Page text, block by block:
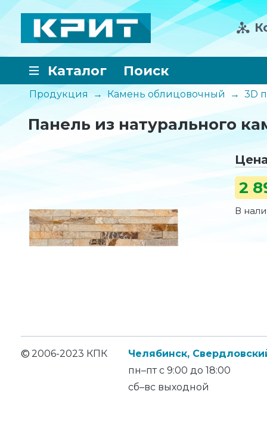
Каталог Поиск
Продукция → Камень облицовочный → 3D
Панель из натурального
2
В
© 2006-2023 КПК
Челябинск,
пн–пт с 9:00 до 18:00
сб–вс выходной